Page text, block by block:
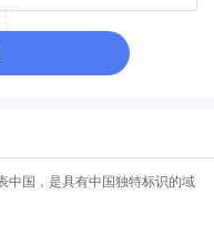
中国，是具有中国独特标识的域